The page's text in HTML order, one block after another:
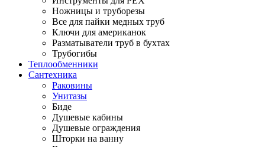
Ножницы и труборезы
Все для пайки медных труб
Ключи для американок
Разматыватели труб в бухтах
Трубогибы
Теплообменники
Сантехника
Раковины
Унитазы
Биде
Душевые кабины
Душевые ограждения
Шторки на ванну